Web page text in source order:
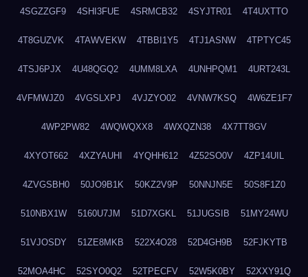
4SGZZGF9 4SHI3FUE 4SRMCB32 4SYJTR01 4T4UXTTO
4T8GUZVK 4TAWVEKW 4TBBI1Y5 4TJ1ASNW 4TPTYC45
4TSJ6PJX 4U48QGQ2 4UMM8LXA 4UNHPQM1 4URT243L
4VFMWJZ0 4VGSLXPJ 4VJZYO02 4VNW7KSQ 4W6ZE1F7
4WP2PW82 4WQWQXX8 4WXQZN38 4X7TT8GV
4XYOT662 4XZYAUHI 4YQHH612 4Z52SO0V 4ZP14UIL
4ZVGSBH0 50JO9B1K 50KZ2V9P 50NNJN5E 50S8F1Z0
510NBX1W 5160U7JM 51D7XGKL 51JUGSIB 51MY24WU
51VJOSDY 51ZE8MKB 522X4O28 52D4GH9B 52FJKYTB
52MOA4HC 52SYO0Q2 52TPECFV 52W5K0BY 52XXY91Q